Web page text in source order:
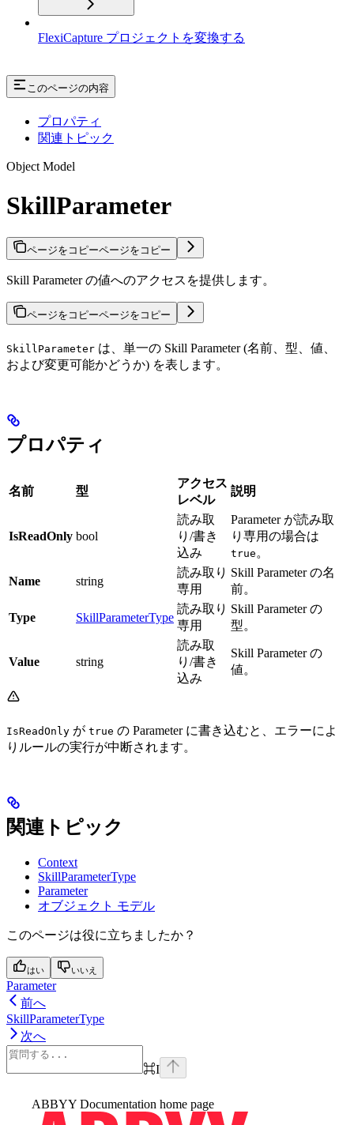
FlexiCapture プロジェクトを変換する
このページの内容
プロパティ
関連トピック
Object Model
SkillParameter
ページをコピーページをコピー
Skill Parameter の値へのアクセスを提供します。
ページをコピーページをコピー
SkillParameter は、単一の Skill Parameter (名前、型、値、
および変更可能かどうか) を表します。
プロパティ
名前 型
アクセス
レベル
説明
IsReadOnly bool
読み取
り/書き
込み
Parameter が読み取
り専用の場合は
true 。
Name string
読み取り
専用
Skill Parameter の名
前。
Type SkillParameterType
読み取り
専用
Skill Parameter の
型。
Value string
読み取
り/書き
込み
Skill Parameter の
値。
IsReadOnly が true の Parameter に書き込むと、エラーによ
りルールの実行が中断されます。
関連トピック
Context
SkillParameterType
Parameter
オブジェクト モデル
このページは役に立ちましたか？
はい いいえ
Parameter
前へ
SkillParameterType
次へ
⌘I
ABBYY Documentation home page